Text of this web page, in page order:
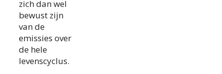
zich dan wel
bewust zijn
van de
emissies over
de hele
levenscyclus.